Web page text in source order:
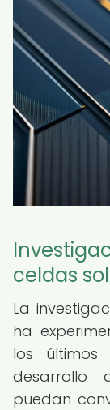
celdas
La
ha
los
desarrollo
puedan